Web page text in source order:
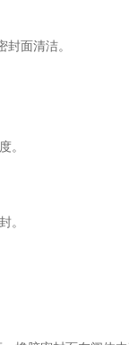
面清洁。
。
。